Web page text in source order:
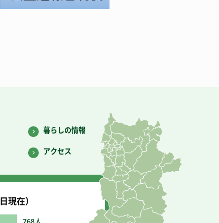
暮らしの情報
アクセス
日現在）